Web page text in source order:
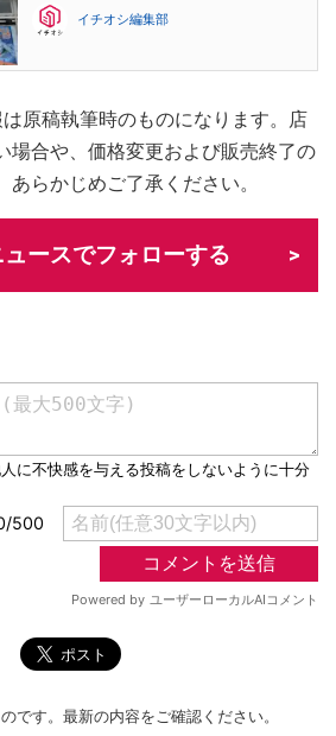
イチオシ編集部
原稿執筆時のものになります。店
場合や、価格変更および販売終了の
らかじめご了承ください。
ースでフォローする
です。最新の内容をご確認ください。